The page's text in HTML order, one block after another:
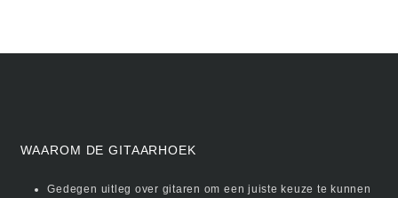
WAAROM DE GITAARHOEK
Gedegen uitleg over gitaren om een juiste keuze te kunnen